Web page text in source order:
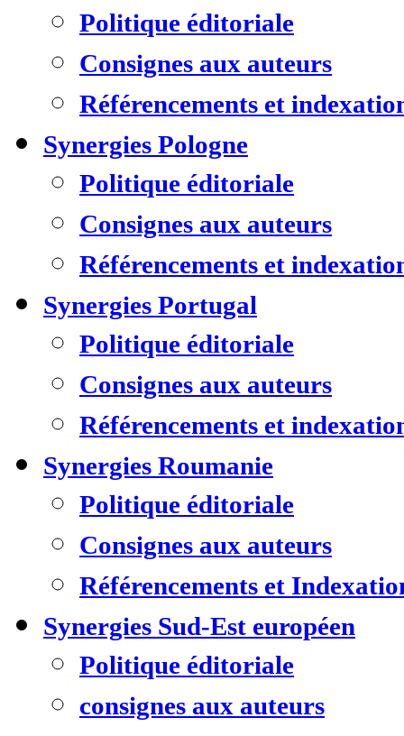
Politique éditoriale
Consignes aux auteurs
Référencements et
Synergies Pologne
Politique éditoriale
Consignes aux auteurs
Référencements et
Synergies Portugal
Politique éditoriale
Consignes aux auteurs
Référencements et
Synergies Roumanie
Politique éditoriale
Consignes aux auteurs
Référencements et
Synergies Sud-Est européen
Politique éditoriale
consignes aux auteurs